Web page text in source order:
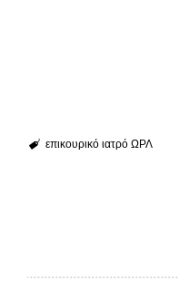
επικουρικό ιατρό ΩΡΛ